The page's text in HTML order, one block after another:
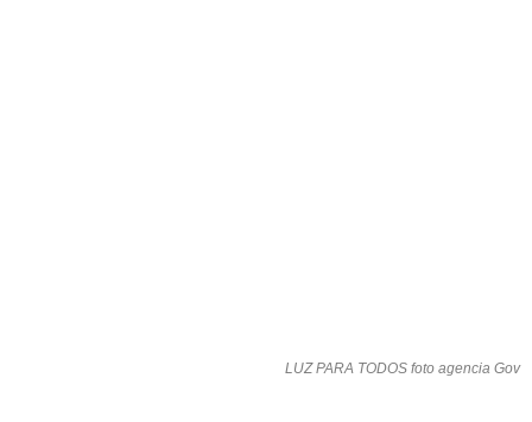
LUZ PARA TODOS foto agencia Gov